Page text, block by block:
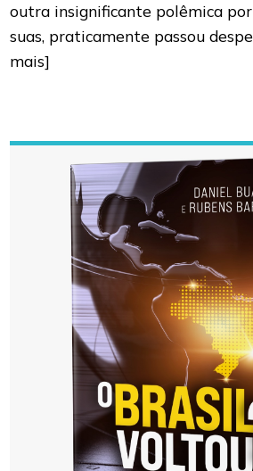
outra insignificante polêmica
suas, praticamente passou
mais]